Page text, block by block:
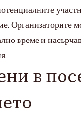
Организаторите
време и
в